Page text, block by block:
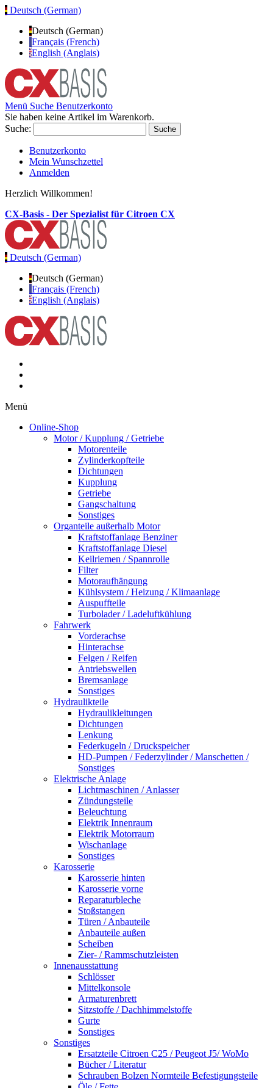
Deutsch (German)
Deutsch (German)
Français (French)
English (Anglais)
Menü Suche Benutzerkonto
Sie haben keine Artikel im Warenkorb.
Suche:
Suche
Benutzerkonto
Mein Wunschzettel
Anmelden
Herzlich Willkommen!
CX-Basis - Der Spezialist für Citroen CX
Deutsch (German)
Deutsch (German)
Français (French)
English (Anglais)
Menü
Online-Shop
Motor / Kupplung / Getriebe
Motorenteile
Zylinderkopfteile
Dichtungen
Kupplung
Getriebe
Gangschaltung
Sonstiges
Organteile außerhalb Motor
Kraftstoffanlage Benziner
Kraftstoffanlage Diesel
Keilriemen / Spannrolle
Filter
Motoraufhängung
Kühlsystem / Heizung / Klimaanlage
Auspuffteile
Turbolader / Ladeluftkühlung
Fahrwerk
Vorderachse
Hinterachse
Felgen / Reifen
Antriebswellen
Bremsanlage
Sonstiges
Hydraulikteile
Hydraulikleitungen
Dichtungen
Lenkung
Federkugeln / Druckspeicher
HD-Pumpen / Federzylinder / Manschetten /
Sonstiges
Elektrische Anlage
Lichtmaschinen / Anlasser
Zündungsteile
Beleuchtung
Elektrik Innenraum
Elektrik Motorraum
Wischanlage
Sonstiges
Karosserie
Karosserie hinten
Karosserie vorne
Reparaturbleche
Stoßstangen
Türen / Anbauteile
Anbauteile außen
Scheiben
Zier- / Rammschutzleisten
Innenausstattung
Schlösser
Mittelkonsole
Armaturenbrett
Sitzstoffe / Dachhimmelstoffe
Gurte
Sonstiges
Sonstiges
Ersatzteile Citroen C25 / Peugeot J5/ WoMo
Bücher / Literatur
Schrauben Bolzen Normteile Befestigungsteile